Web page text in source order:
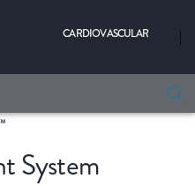
CARDIOVASCULAR |
System